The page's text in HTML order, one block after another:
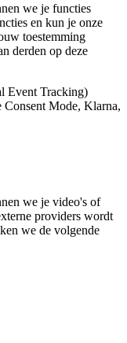
we je functies
en kun je onze
toestemming
derden op deze
Event Tracking)
Mode, Klarna,
we je video's of
providers wordt
we de volgende